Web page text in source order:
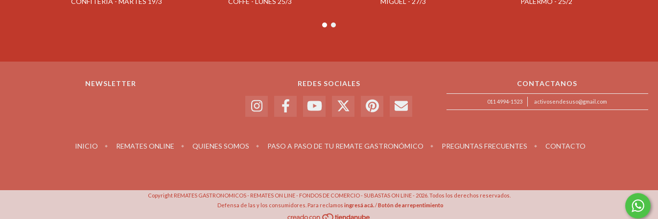
NEWSLETTER REDES SOCIALES CONTACTANOS
011 4994-1523 activosendesuso@gmail.com
INICIO REMATES ONLINE QUIENES SOMOS PASO A PASO DE TU REMATE GASTRONÓMICO PREGUNTAS FRECUENTES CONTACTO
Copyright REMATES GASTRONOMICOS - REMATES ON LINE - FONDOS DE COMERCIO - SUBASTAS ON LINE - 2026. Todos los derechos reservados.
Defensa de las y los consumidores. Para reclamos ingresá acá./Botón de arrepentimiento